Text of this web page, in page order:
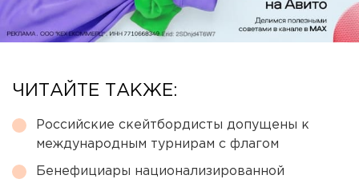
ЧИТАЙТЕ ТАКЖЕ:
Российские скейтбордисты допущены к
международным турнирам с флагом
Бенефициары национализированной